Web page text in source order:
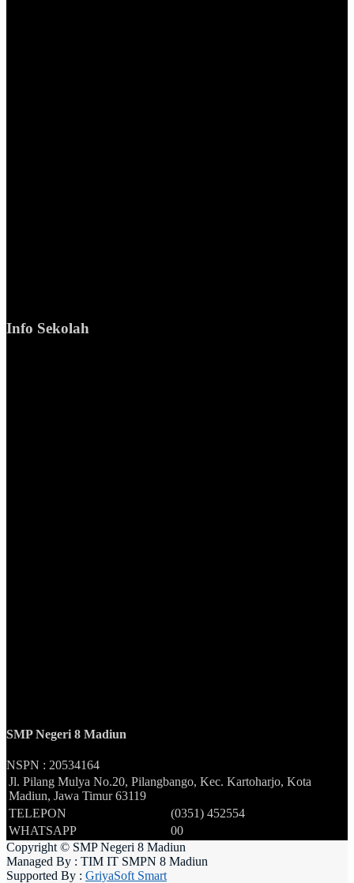
Info Sekolah
SMP Negeri 8 Madiun
NSPN : 20534164
Jl. Pilang Mulya No.20, Pilangbango, Kec. Kartoharjo, Kota
Madiun, Jawa Timur 63119
TELEPON
(0351) 452554
WHATSAPP
00
Copyright © SMP Negeri 8 Madiun
Managed By : TIM IT SMPN 8 Madiun
Supported By : GriyaSoft Smart